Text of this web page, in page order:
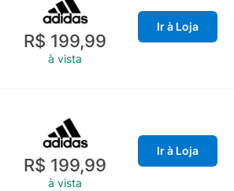
R$ 199,99
à vista
Ir à Loja
R$ 199,99
à vista
Ir à Loja